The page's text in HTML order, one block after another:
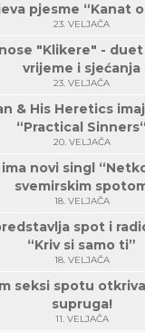
pjesme “Kanat
23. VELJAČA
"Klikere" -
vrijeme i sjećanja
23. VELJAČA
& His Heretics
“Practical Sinners“
20. VELJAČA
novi singl
svemirskim
18. VELJAČA
spot i
“Kriv si samo ti”
18. VELJAČA
seksi spotu
supruga!
11. VELJAČA